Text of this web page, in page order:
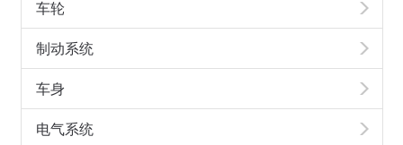
车轮
制动系统
车身
电气系统